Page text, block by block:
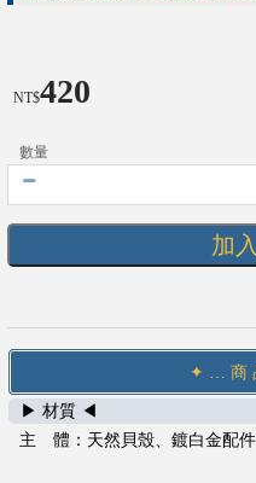
NT$420
數量
加
✦ … 商
▶ 材質 ◀
主 體：天然貝殼、鍍白金配件